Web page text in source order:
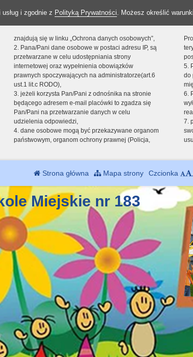
i zgodnie z Polityką Prywatności. Możesz określić
znajdują się w linku „Ochrona danych osobowych”,
2. Pana/Pani dane osobowe w postaci adresu IP, są
przetwarzane w celu udostępniania strony
internetowej oraz wypełnienia obowiązków
prawnych spoczywających na administratorze(art.6
ust.1 lit.c RODO),
3. jeżeli korzysta Pan/Pani z odnośnika na stronie
będącego adresem e-mail placówki to zgadza się
Pan/Pani na przetwarzanie danych w celu
udzielenia odpowiedzi,
4. dane osobowe mogą być przekazywane organom
państwowym, organom ochrony prawnej (Policja,
5.
do
6.
7.
Strona główna Mapa strony Czcionka
Miejskie nr 183